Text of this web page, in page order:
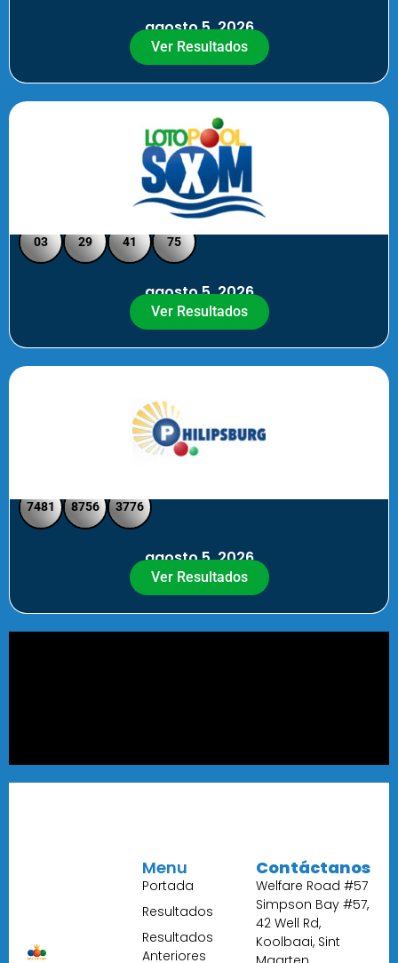
agosto 5, 2026
Ver Resultados
Loto Pool SXM Noche
03 29 41 75
agosto 5, 2026
Ver Resultados
7481 8756 3776
agosto 5, 2026
Ver Resultados
Menu
Portada
Resultados
Resultados
Anteriores
Contáctanos
Welfare Road #57
Simpson Bay #57,
42 Well Rd,
Koolbaai, Sint